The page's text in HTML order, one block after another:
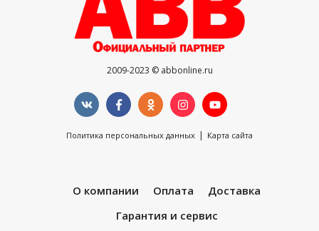
2009-2023 © abbonline.ru
Политика персональных данных | Карта сайта
О компании Оплата
Доставка
Гарантия и сервис